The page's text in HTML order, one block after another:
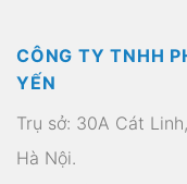
CÔNG TY TNHH
YẾN
Trụ sở: 30A Cát
Hà Nội.